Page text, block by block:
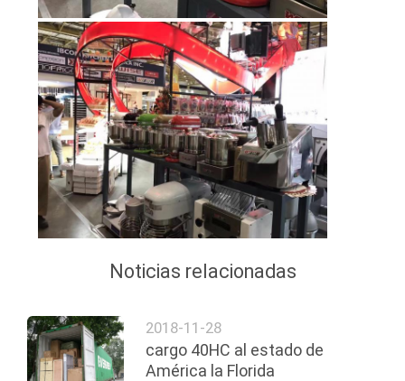
PRIVACY
POLICY
Noticias relacionadas
2018-11-28
cargo 40HC al estado de
América la Florida